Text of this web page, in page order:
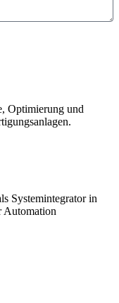
Optimierung und
Systemintegrator in
Automation